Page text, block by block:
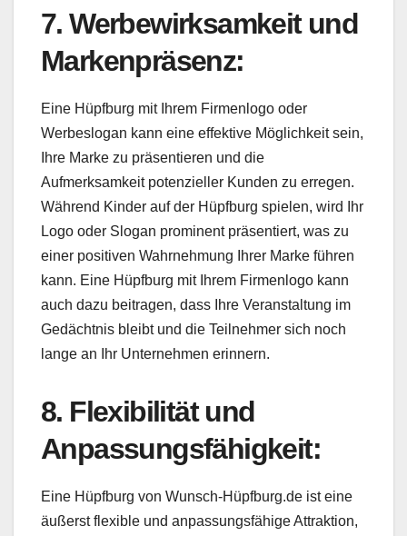
7. Werbewirksamkeit und
Markenpräsenz:
Eine Hüpfburg mit Ihrem Firmenlogo oder
Werbeslogan kann eine effektive Möglichkeit sein,
Ihre Marke zu präsentieren und die
Aufmerksamkeit potenzieller Kunden zu erregen.
Während Kinder auf der Hüpfburg spielen, wird Ihr
Logo oder Slogan prominent präsentiert, was zu
einer positiven Wahrnehmung Ihrer Marke führen
kann. Eine Hüpfburg mit Ihrem Firmenlogo kann
auch dazu beitragen, dass Ihre Veranstaltung im
Gedächtnis bleibt und die Teilnehmer sich noch
lange an Ihr Unternehmen erinnern.
8. Flexibilität und
Anpassungsfähigkeit:
Eine Hüpfburg von Wunsch-Hüpfburg.de ist eine
äußerst flexible und anpassungsfähige Attraktion,